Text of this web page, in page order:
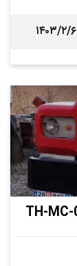
۱۴۰۳/۲/۶